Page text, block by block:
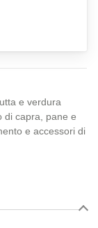
e verdura
di capra, pane e
e accessori di